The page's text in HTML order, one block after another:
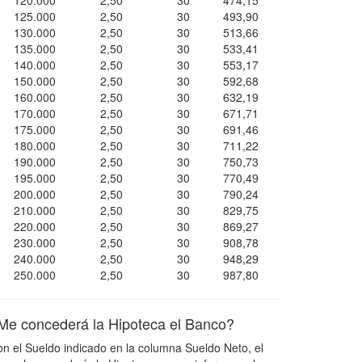
125.000
2,50 30
493,90
130.000
2,50 30
513,66
135.000
2,50 30
533,41
140.000
2,50 30
553,17
150.000
2,50 30
592,68
160.000
2,50 30
632,19
170.000
2,50 30
671,71
175.000
2,50 30
691,46
180.000
2,50 30
711,22
190.000
2,50 30
750,73
195.000
2,50 30
770,49
200.000
2,50 30
790,24
210.000
2,50 30
829,75
220.000
2,50 30
869,27
230.000
2,50 30
908,78
240.000
2,50 30
948,29
250.000
2,50 30 987,80
concederá la Hipoteca el Banco?
el Sueldo indicado en la columna Sueldo Neto, el